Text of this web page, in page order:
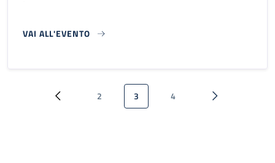
VAI ALL'EVENTO
Paginazione
Pagina precedente
Pagina
2 Pagina attuale
3 Pagina
4 Pagina